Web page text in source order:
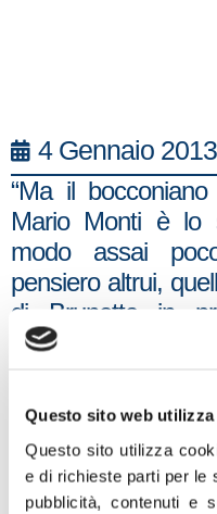
Questo sito web
Questo sito utilizza
e di richieste parti per le
pubblicità, contenuti e
4 Gennaio 2013
“Ma il
Mario Monti è lo
modo assai
pensiero altrui,
di Brunetta in
sobrietà e
partes, è
saltando da una
spacciarsi come
ha dichiarato in